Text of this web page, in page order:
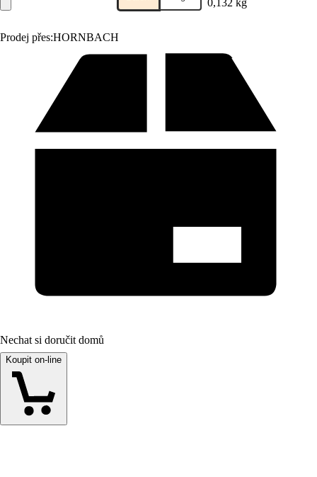
Prodej přes:HORNBACH
0,132 kg
Nechat si doručit domů
Koupit on-line